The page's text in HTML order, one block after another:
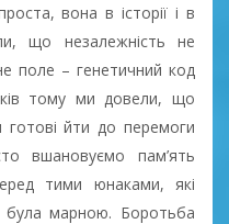
вона в історії і в
що незалежність не
поле – генетичний код
тому ми довели, що
готові йти до перемоги
вшановуємо пам’ять
тими юнаками, які
була марною. Боротьба